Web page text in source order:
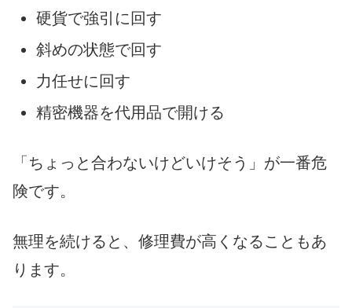
硬貨で強引に回す
斜めの状態で回す
力任せに回す
精密機器を代用品で開ける
「ちょっと合わないけどいけそう」が一番危
険です。
無理を続けると、修理費が高くなることもあ
ります。